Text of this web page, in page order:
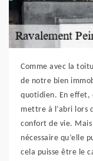
Comme avec la
de notre bien
quotidien. En effet,
mettre à l’abri lors
confort de vie. Mais
nécessaire qu’elle
cela puisse être le